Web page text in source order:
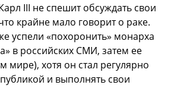
III не спешит обсуждать свои
крайне мало говорит о раке.
успели «похоронить» монарха
в российских СМИ, затем ее
мире), хотя он стал регулярно
и выполнять свои